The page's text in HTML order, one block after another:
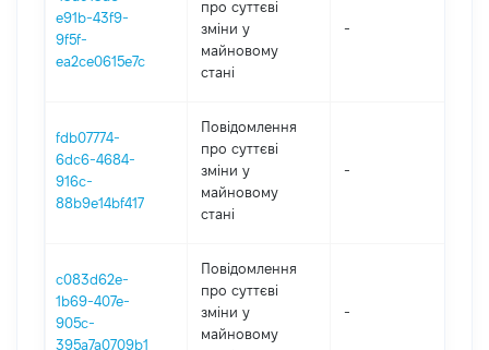
e91b-43f9-
9f5f-
ea2ce0615e7c
про суттєві
зміни y
майновому
стані
-
fdb07774-
6dc6-4684-
916c-
88b9e14bf417
Повідомлення
про суттєві
зміни y
майновому
стані
-
c083d62e-
1b69-407e-
905c-
395a7a0709b1
Повідомлення
про суттєві
зміни y
майновому
-